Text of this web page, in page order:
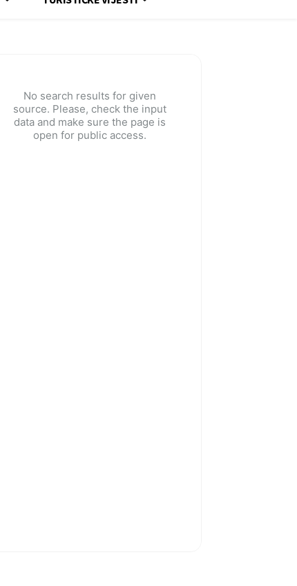
No search results for given
source. Please, check the input
data and make sure the page is
open for public access.